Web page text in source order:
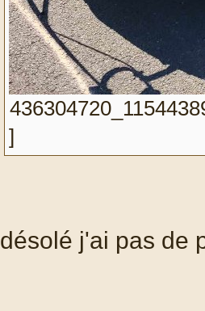
]
désolé j'ai pas de